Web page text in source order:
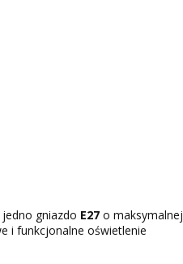
gniazdo E27o maksymalnej
i funkcjonalne oświetlenie